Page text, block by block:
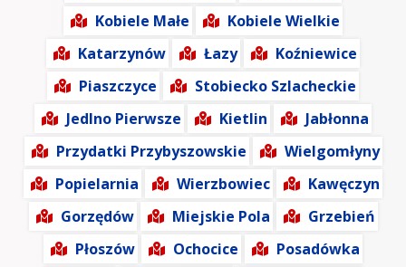
Kobiele Małe
Kobiele Wielkie
Katarzynów
Łazy
Koźniewice
Piaszczyce
Stobiecko Szlacheckie
Jedlno Pierwsze
Kietlin
Jabłonna
Przydatki Przybyszowskie
Wielgomłyny
Popielarnia
Wierzbowiec
Kawęczyn
Gorzędów
Miejskie Pola
Grzebień
Płoszów
Ochocice
Posadówka